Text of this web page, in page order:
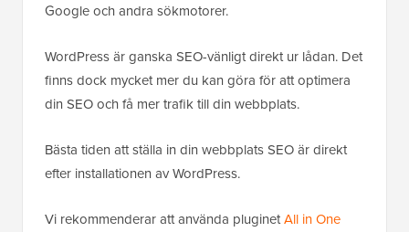
Google och andra sökmotorer.
WordPress är ganska SEO-vänligt direkt ur lådan. Det
finns dock mycket mer du kan göra för att optimera
din SEO och få mer trafik till din webbplats.
Bästa tiden att ställa in din webbplats SEO är direkt
efter installationen av WordPress.
Vi rekommenderar att använda pluginetAll in One